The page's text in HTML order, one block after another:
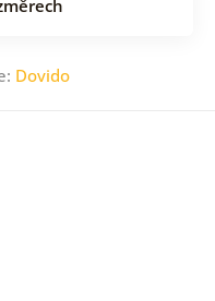
Dovido